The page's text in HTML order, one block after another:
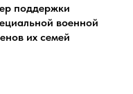
поддержки
военной
их семей